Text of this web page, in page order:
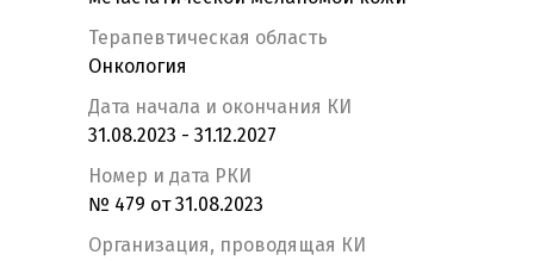
Терапевтическая область
Онкология
Дата начала и окончания КИ
31.08.2023 - 31.12.2027
Номер и дата РКИ
№ 479 от 31.08.2023
Организация, проводящая КИ